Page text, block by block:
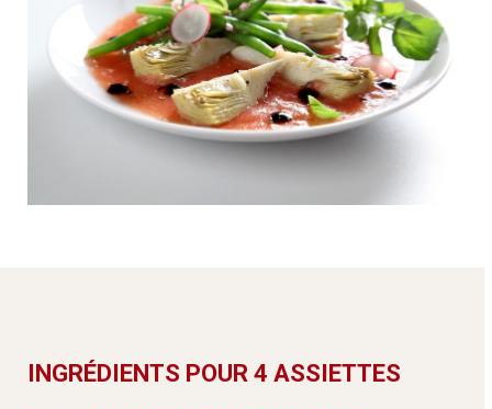
INGRÉDIENTS POUR 4 ASSIETTES